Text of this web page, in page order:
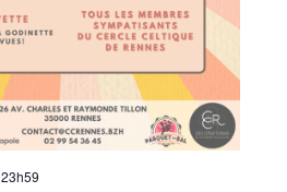
23h59